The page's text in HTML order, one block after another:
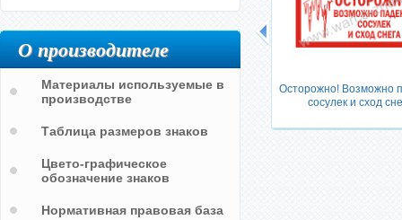
Осторожно! Возможно
сосулек и сход
О производителе
Материалы используемые в
производстве
Таблица размеров знаков
Цвето-графическое
обозначение знаков
Нормативная правовая база